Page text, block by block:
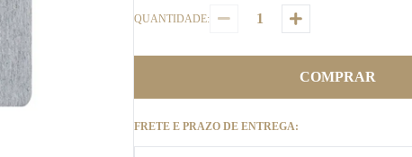
QUANTIDADE:
COMPRAR
FRETE E PRAZO DE ENTREGA: